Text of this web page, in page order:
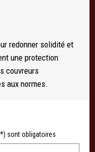
redonner solidité et
une protection
couvreurs
aux normes.
sont obligatoires